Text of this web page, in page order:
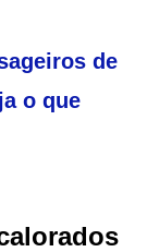
de
o que